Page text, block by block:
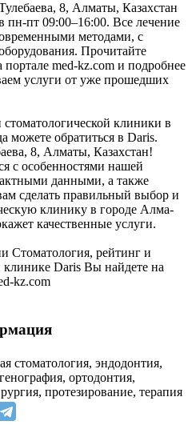
8, Алматы, Казахстан
пн-пт 09:00–16:00. Все лечение
методами, с
Прочитайте
med-kz.com и подробнее
услуги от уже прошедших
клиники в
можете обратиться в Daris.
8, Алматы, Казахстан!
с особенностями нашей
данными, а также
сделать правильный выбор и
клинику в городе Алма-
качественные услуги.
Стоматология, рейтинг и
Daris Вы найдете на
kz.com
стоматология, эндодонтия,
ортодонтия,
протезирование, терапия